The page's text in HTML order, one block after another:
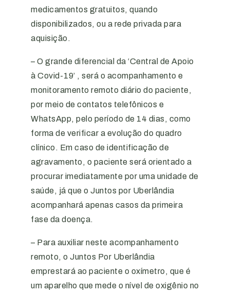
medicamentos gratuitos, quando
disponibilizados, ou a rede privada para
aquisição.
– O grande diferencial da ‘Central de Apoio
à Covid-19’ , será o acompanhamento e
monitoramento remoto diário do paciente,
por meio de contatos telefônicos e
WhatsApp, pelo período de 14 dias, como
forma de verificar a evolução do quadro
clínico. Em caso de identificação de
agravamento, o paciente será orientado a
procurar imediatamente por uma unidade de
saúde, já que o Juntos por Uberlândia
acompanhará apenas casos da primeira
fase da doença.
– Para auxiliar neste acompanhamento
remoto, o Juntos Por Uberlândia
emprestará ao paciente o oxímetro, que é
um aparelho que mede o nível de oxigênio no